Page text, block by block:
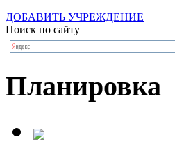
ДОБАВИТЬ УЧРЕЖДЕНИЕ
Поиск по сайту
Планировка